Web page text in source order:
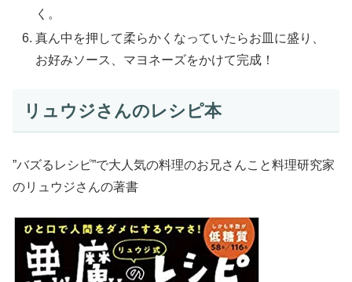
く。
真ん中を押して柔らかくなっていたらお皿に盛り、
お好みソース、マヨネーズをかけて完成！
リュウジさんのレシピ本
”バズるレシピ”で大人気の料理のお兄さんこと料理研究家
のリュウジさんの著書